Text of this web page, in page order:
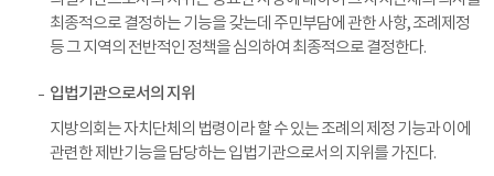
최종적으로 결정하는 기능을 갖는데 주민부담에 관한 사항, 조례제정
등 그 지역의 전반적인 정책을 심의하여 최종적으로 결정한다.
입법기관으로서의 지위
지방의회는 자치단체의 법령이라 할 수 있는 조례의 제정 기능과 이에
관련한 제반기능을 담당하는 입법기관으로서의 지위를 가진다.